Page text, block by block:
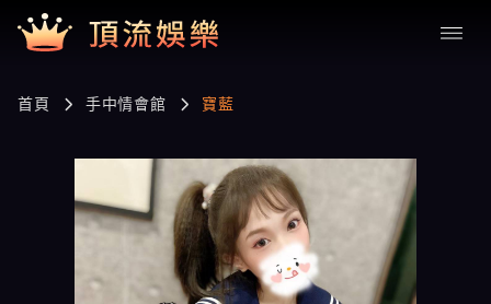
首頁 手中情會館 寶藍